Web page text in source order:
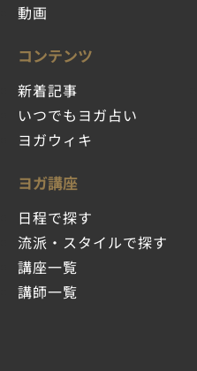
動画
コンテンツ
新着記事
いつでもヨガ占い
ヨガウィキ
ヨガ講座
日程で探す
流派・スタイルで探す
講座一覧
講師一覧